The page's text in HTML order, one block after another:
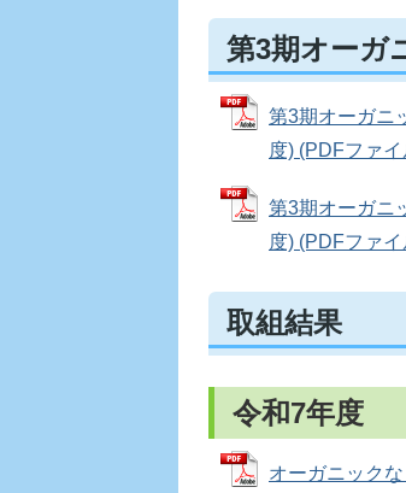
第3期オーガ
第3期オーガニ
度) (PDFファ
第3期オーガニ
度) (PDFファ
取組結果
令和7年度
オーガニック